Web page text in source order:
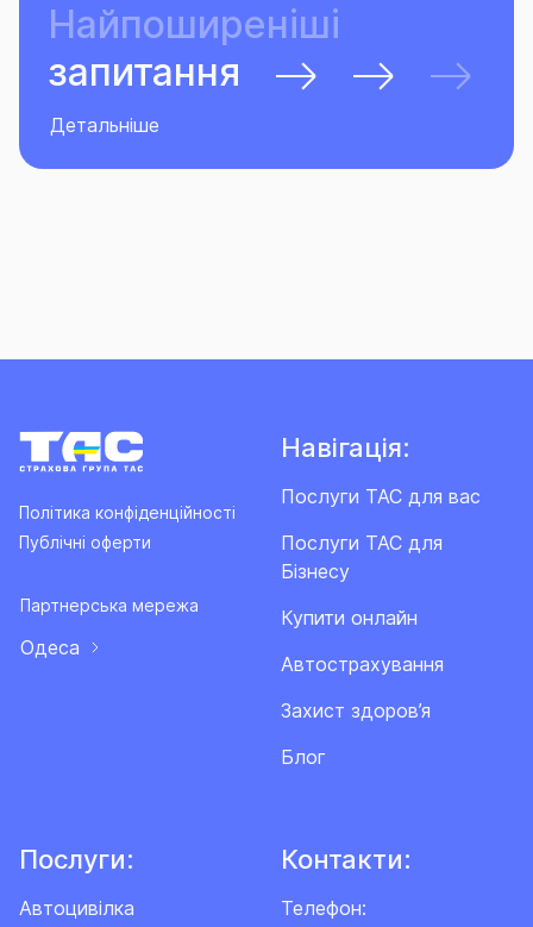
Найпоширеніші
запитання
Детальніше
Політика конфіденційності
Публічні оферти
Партнерська мережа
Одеса
Навігація:
Послуги ТАС для вас
Послуги ТАС для
Бізнесу
Купити онлайн
Автострахування
Захист здоров’я
Блог
Послуги:
Автоцивілка
Контакти:
Телефон: